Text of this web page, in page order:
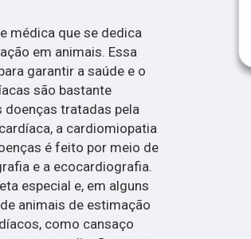
médica que se dedica
em animais. Essa
garantir a saúde e o
são bastante
doenças tratadas pela
a cardiomiopatia
é feito por meio de
e a ecocardiografia.
especial e, em alguns
animais de estimação
como cansaço